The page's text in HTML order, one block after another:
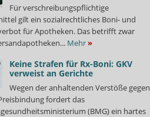
Für verschreibungspflichtige
gilt ein sozialrechtliches Boni- und
für Apotheken. Das betrifft zwar
Mehr»
Keine Strafen für Rx-Boni: GKV
verweist an Gerichte
Wegen der anhaltenden Verstöße gegen
fordert das
(BMG) ein hartes